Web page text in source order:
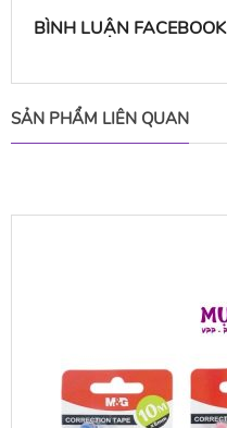
BÌNH LUẬN FACEBOOK
SẢN PHẨM LIÊN QUAN